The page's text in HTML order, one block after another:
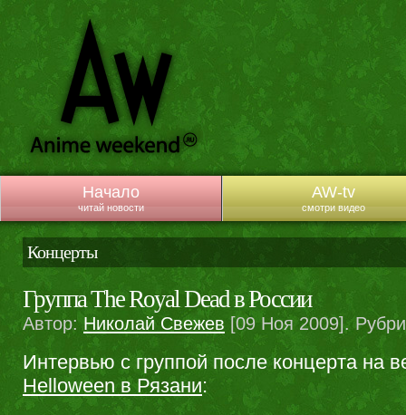
Начало
читай новости
AW-tv
смотри видео
Концерты
Группа The Royal Dead в России
Автор:Николай Свежев [09 Ноя 2009].
Интервью с группой после концерта на
Helloween в Рязани: